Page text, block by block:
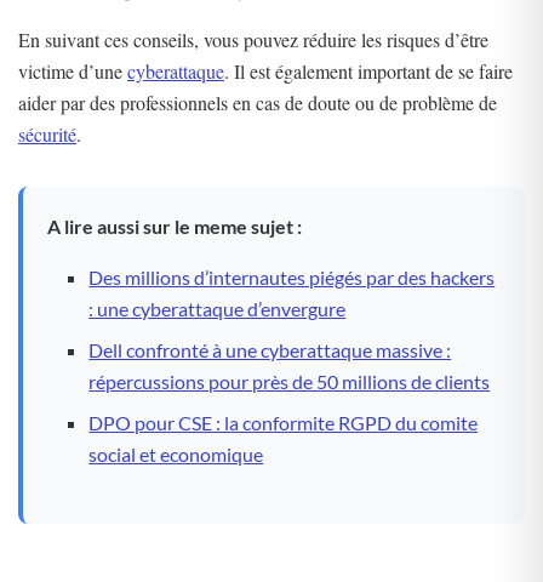
En suivant ces conseils, vous pouvez réduire les risques d’être
victime d’unecyberattaque. Il est également important de se faire
aider par des professionnels en cas de doute ou de problème de
sécurité.
A lire aussi sur le meme sujet :
Des millions d’internautes piégés par des hackers
: une cyberattaque d’envergure
Dell confronté à une cyberattaque massive :
répercussions pour près de 50 millions de clients
DPO pour CSE : la conformite RGPD du comite
social et economique